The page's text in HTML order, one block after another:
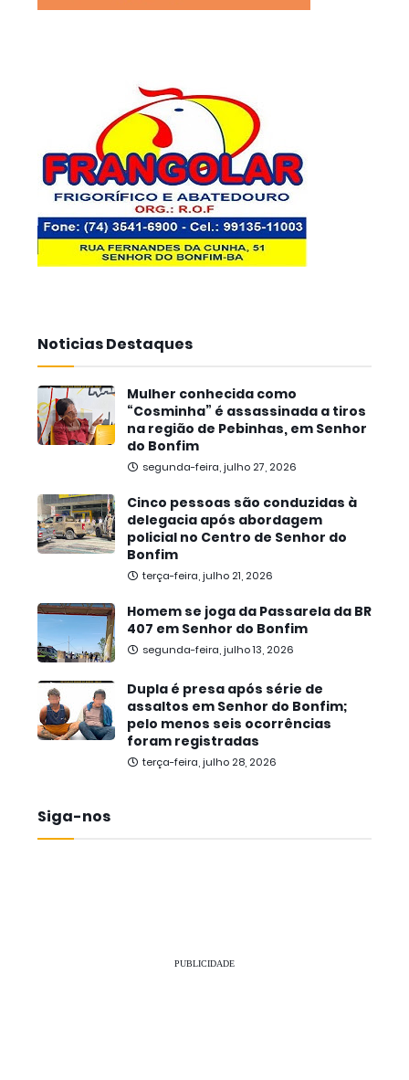
Noticias Destaques
Mulher conhecida como
“Cosminha” é assassinada a tiros
na região de Pebinhas, em Senhor
do Bonfim
segunda-feira, julho 27, 2026
Cinco pessoas são conduzidas à
delegacia após abordagem
policial no Centro de Senhor do
Bonfim
terça-feira, julho 21, 2026
Homem se joga da Passarela da BR
407 em Senhor do Bonfim
segunda-feira, julho 13, 2026
Dupla é presa após série de
assaltos em Senhor do Bonfim;
pelo menos seis ocorrências
foram registradas
terça-feira, julho 28, 2026
Siga-nos
PUBLICIDADE